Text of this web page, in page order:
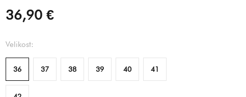
36,90 €
Velikost:
36 37 38 39 40 41